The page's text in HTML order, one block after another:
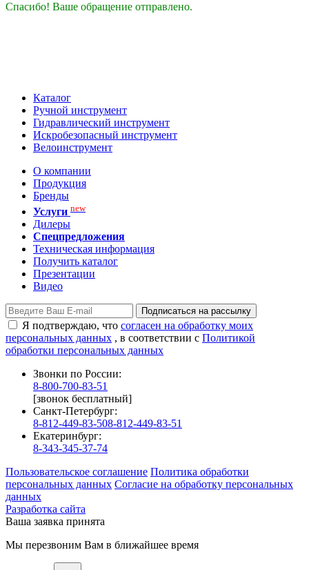
Спасибо! Ваше обращение отправлено.
Каталог
Ручной инструмент
Гидравлический инструмент
Искробезопасный инструмент
Велоинструмент
О компании
Продукция
Бренды
Услуги new
Дилеры
Спецпредложения
Техническая информация
Получить каталог
Презентации
Видео
Подписаться на рассылку
Я подтверждаю, что согласен на обработку моих
персональных данных , в соответствии с Политикой
обработки персональных данных
Звонки по России:
8-800-700-83-51
[звонок бесплатный]
Санкт-Петербург:
8-812-449-83-508-812-449-83-51
Екатеринбург:
8-343-345-37-74
Пользовательское соглашение Политика обработки
персональных данных Согласие на обработку персональных
данных
Разработка сайта
Ваша заявка принята
Мы перезвоним Вам в ближайшее время